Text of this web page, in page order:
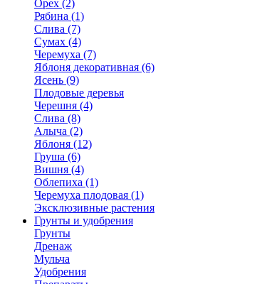
Орех (2)
Рябина (1)
Слива (7)
Сумах (4)
Черемуха (7)
Яблоня декоративная (6)
Ясень (9)
Плодовые деревья
Черешня (4)
Слива (8)
Алыча (2)
Яблоня (12)
Груша (6)
Вишня (4)
Облепиха (1)
Черемуха плодовая (1)
Эксклюзивные растения
Грунты и удобрения
Грунты
Дренаж
Мульча
Удобрения